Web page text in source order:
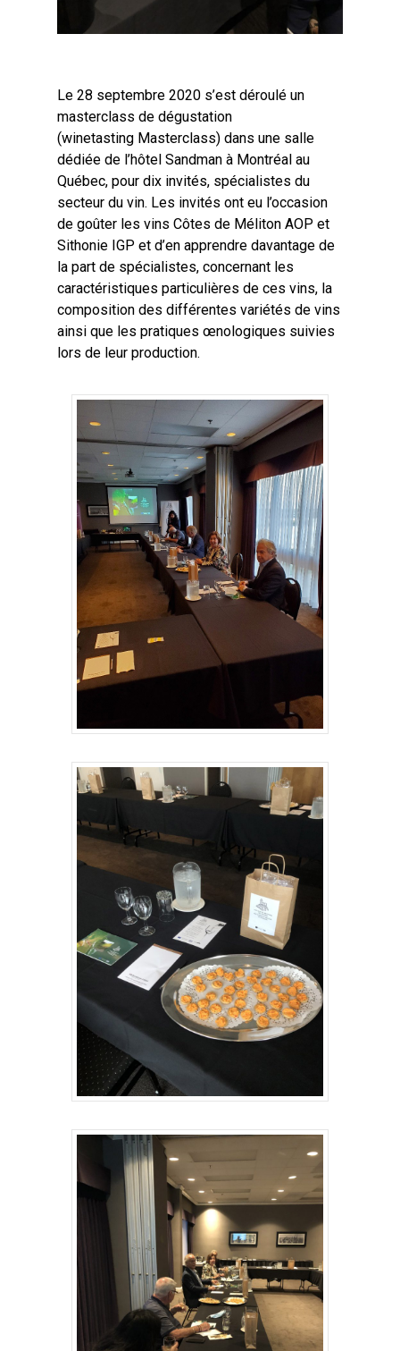
Le 28 septembre 2020 s’est déroulé un
masterclass de dégustation
(winetasting Masterclass) dans une salle
dédiée de l’hôtel Sandman à Montréal au
Québec, pour dix invités, spécialistes du
secteur du vin. Les invités ont eu l’occasion
de goûter les vins Côtes de Méliton AOP et
Sithonie IGP et d’en apprendre davantage de
la part de spécialistes, concernant les
caractéristiques particulières de ces vins, la
composition des différentes variétés de vins
ainsi que les pratiques œnologiques suivies
lors de leur production.